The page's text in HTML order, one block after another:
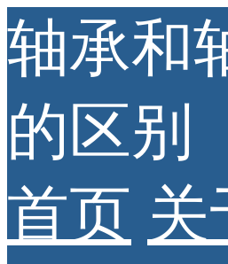
轴承和
的区别
首页 关